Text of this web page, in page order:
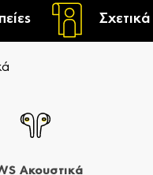
Ακουστικά